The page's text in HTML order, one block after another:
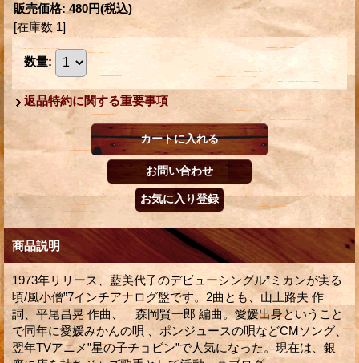
販売価格: 480円(税込)
[在庫数 1]
数量:
返品特約に関する重要事項
商品説明
1973年リリース、藍美代子のデビューシングル”ミカンが実る
頃/風小僧”7インチアナログ盤です。2曲とも、山上路夫 作
詞、平尾昌晃 作曲、 森岡賢一郎 編曲。愛媛出身ということ
で同年に愛媛みかんの唄 、ポンジュースの唄などCMソング、
翌年TVアニメ”星の子チョビン”で人気になった。現在は、銀